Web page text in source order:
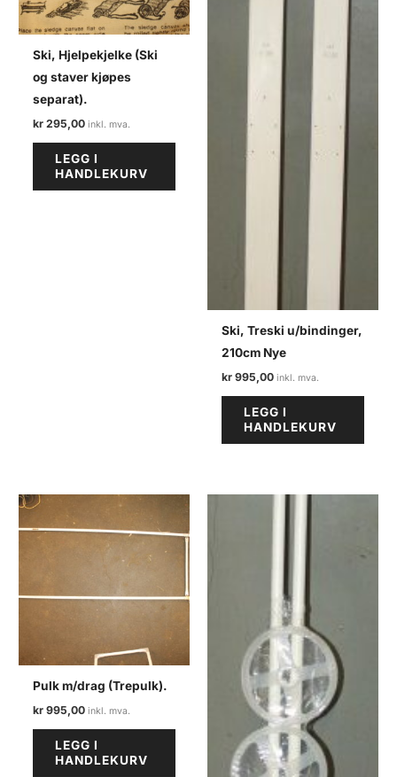
Ski, Hjelpekjelke (Ski
og staver kjøpes
separat).
kr 295,00
LEGG I
HANDLEKURV
Ski, Treski u/bindinger,
210cm Nye
kr 995,00
LEGG I
HANDLEKURV
Pulk m/drag (Trepulk).
kr 995,00
LEGG I
HANDLEKURV